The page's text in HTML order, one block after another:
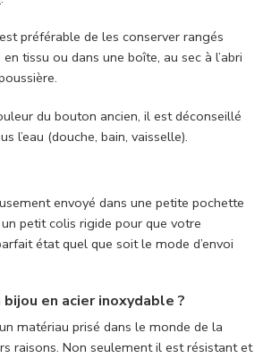
préférable de les conserver rangés
tissu ou dans une boîte, au sec à l’abri
du bouton ancien, il est déconseillé
l’eau (douche, bain, vaisselle).
envoyé dans une petite pochette
petit colis rigide pour que votre
état quel que soit le mode d’envoi
en acier inoxydable ?
matériau prisé dans le monde de la
raisons. Non seulement il est résistant et